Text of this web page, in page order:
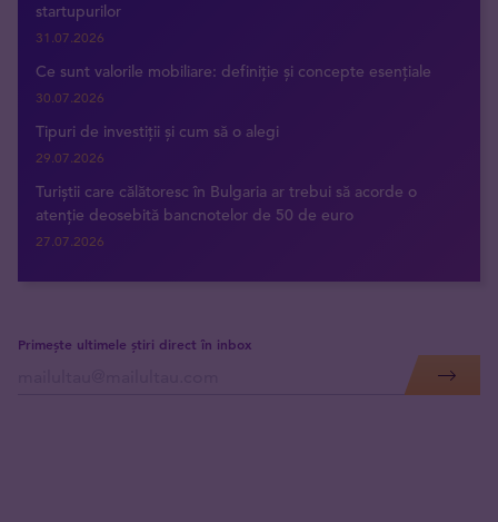
startupurilor
31.07.2026
Ce sunt valorile mobiliare: definiție și concepte esențiale
30.07.2026
Tipuri de investiții și cum să o alegi
29.07.2026
Turiștii care călătoresc în Bulgaria ar trebui să acorde o
atenție deosebită bancnotelor de 50 de euro
27.07.2026
Primește ultimele știri direct în inbox